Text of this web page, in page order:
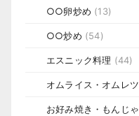
○○卵炒め (13)
○○炒め (54)
エスニック料理 (44)
オムライス・オムレツ
お好み焼き・もんじゃ